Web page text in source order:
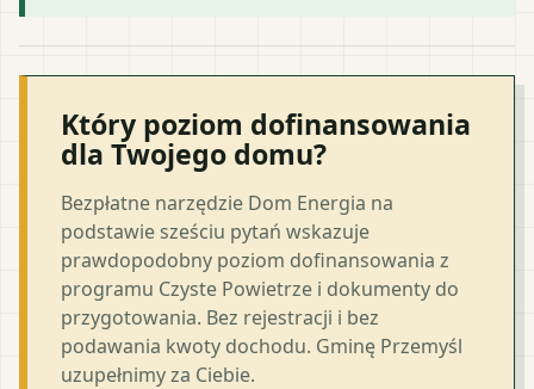
Który poziom dofinansowania
dla Twojego domu?
Bezpłatne narzędzie Dom Energia na
podstawie sześciu pytań wskazuje
prawdopodobny poziom dofinansowania z
programu Czyste Powietrze i dokumenty do
przygotowania. Bez rejestracji i bez
podawania kwoty dochodu. Gminę Przemyśl
uzupełnimy za Ciebie.